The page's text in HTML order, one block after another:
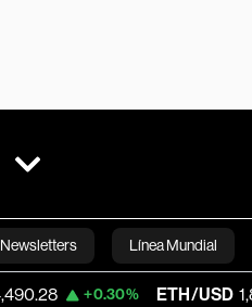
Newsletters Línea Mundial
Bloomberg
+0.30% ETH/USD 1,876.27